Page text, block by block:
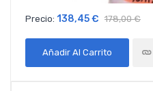
Precio: 138,45 € 178,00 €
Añadir Al Carrito